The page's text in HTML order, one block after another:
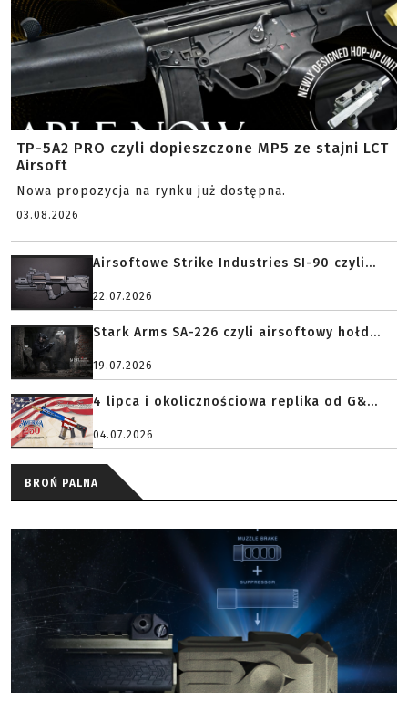
TP-5A2 PRO czyli dopieszczone MP5 ze stajni LCT
Airsoft
Nowa propozycja na rynku już dostępna.
03.08.2026
Airsoftowe Strike Industries SI-90 czyli...
22.07.2026
Stark Arms SA-226 czyli airsoftowy hołd...
19.07.2026
4 lipca i okolicznościowa replika od G&...
04.07.2026
BROŃ PALNA